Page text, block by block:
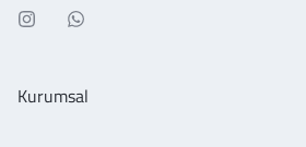
Kurumsal